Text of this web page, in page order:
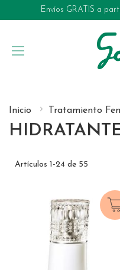
Envíos GRATIS a
Inicio Tratamiento
Artículos 1 -24 de 55